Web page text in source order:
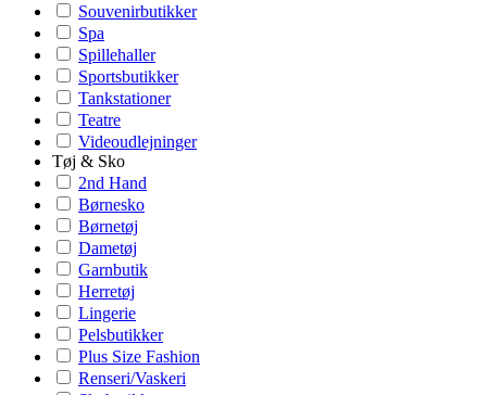
Souvenirbutikker
Spa
Spillehaller
Sportsbutikker
Tankstationer
Teatre
Videoudlejninger
Tøj & Sko
2nd Hand
Børnesko
Børnetøj
Dametøj
Garnbutik
Herretøj
Lingerie
Pelsbutikker
Plus Size Fashion
Renseri/Vaskeri